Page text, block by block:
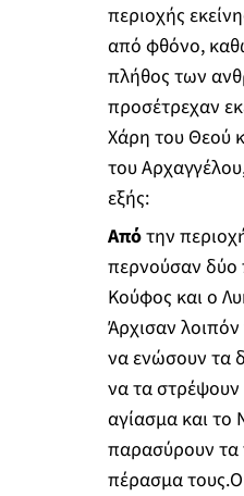
περιοχής
από φθόνο,
πλήθος των
προσέτρεχαν
Χάρη του Θεού
του
εξής:
Απότην
περνούσαν δύο
Κούφος και ο
Άρχισαν
να ενώσουν τα
να τα
αγίασμα και
παρασύρουν τα
πέρασμα